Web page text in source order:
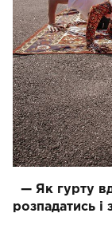
— Як гурту
розпадатись